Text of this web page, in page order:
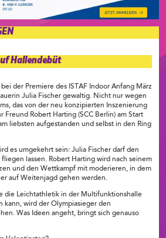
Hallendebüt
der Premiere des ISTAF Indoor Anfang März
Julia Fischer gewaltig. Nicht nur wegen
das von der neu konzipierten Inszenierung
Freund Robert Harting (SCC Berlin) am Start
liebsten aufgestanden und selbst in den Ring
es umgekehrt sein: Julia Fischer darf den
lassen. Robert Harting wird nach seinem
und den Wettkampf mit moderieren, in dem
auf Weitenjagd gehen werden.
die Leichtathletik in der Multifunktionshalle
kann, wird der Olympiasieger den
Was Ideen angeht, bringt sich genauso